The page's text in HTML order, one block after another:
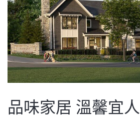
品味家居 溫馨宜人